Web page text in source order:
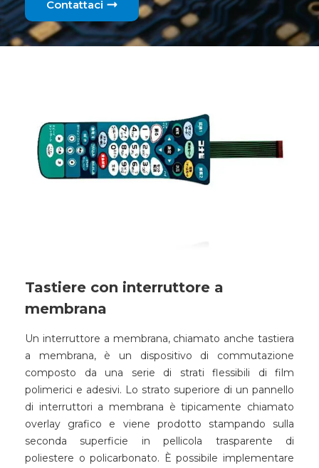
Contattaci
Tastiere con interruttore a
membrana
Un interruttore a membrana, chiamato anche tastiera
a membrana, è un dispositivo di commutazione
composto da una serie di strati flessibili di film
polimerici e adesivi. Lo strato superiore di un pannello
di interruttori a membrana è tipicamente chiamato
overlay grafico e viene prodotto stampando sulla
seconda superficie in pellicola trasparente di
poliestere o policarbonato. È possibile implementare